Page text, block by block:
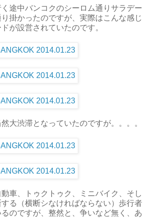
途中バンコクのシーロム通りサラデー
掛かったのですが、実際はこんな感じ
が設営されていたのです。
大渋滞となっていたのですが。。。。
車、トゥクトゥク、ミニバイク、そし
る（横断シなければならない）歩行者
のですが、整然と、争いなど無く、あ